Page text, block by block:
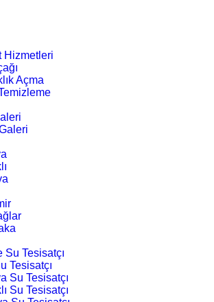
Hizmetleri
Açma
Su Tesisatçı
Tesisatçı
Su Tesisatçı
Su Tesisatçı